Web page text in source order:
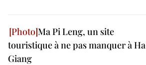
Ma Pi Leng, un site
touristique à ne pas manquer à Ha
Giang